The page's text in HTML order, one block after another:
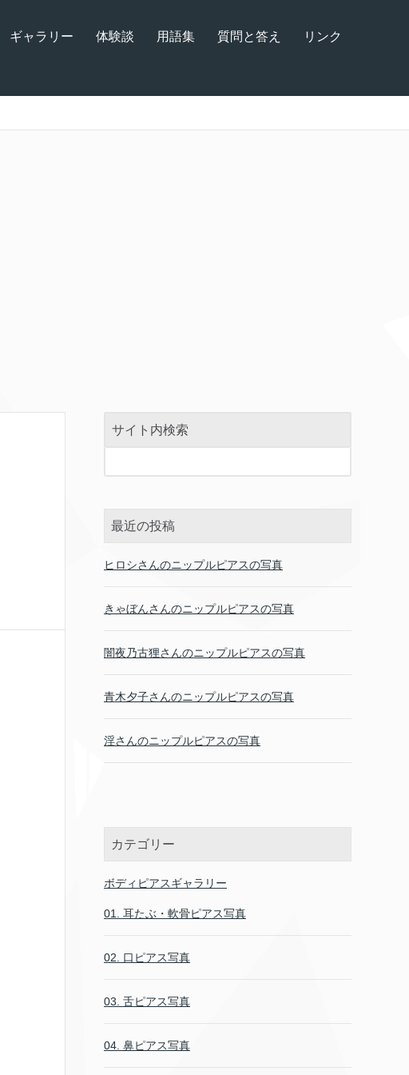
ギャラリー 体験談 用語集 質問と答え リンク
サイト内検索
最近の投稿
ヒロシさんのニップルピアスの写真
きゃぼんさんのニップルピアスの写真
闇夜乃古狸さんのニップルピアスの写真
青木夕子さんのニップルピアスの写真
淫さんのニップルピアスの写真
カテゴリー
ボディピアスギャラリー
01. 耳たぶ・軟骨ピアス写真
02. 口ピアス写真
03. 舌ピアス写真
04. 鼻ピアス写真